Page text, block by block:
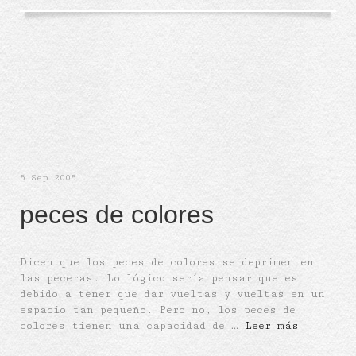
5 Sep 2005
peces de colores
Dicen que los peces de colores se deprimen en
las peceras. Lo lógico sería pensar que es
debido a tener que dar vueltas y vueltas en un
espacio tan pequeño. Pero no, los peces de
colores tienen una capacidad de … Leer más